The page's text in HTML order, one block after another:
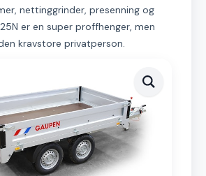
nettinggrinder, presenning og
er en super proffhenger, men
kravstore privatperson.